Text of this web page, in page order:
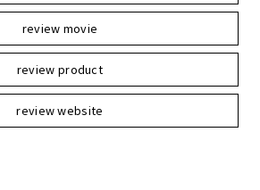
review movie
review product
review website